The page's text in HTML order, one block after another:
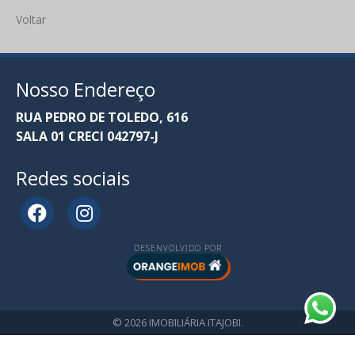
Voltar
Nosso Endereço
RUA PEDRO DE TOLEDO, 616
SALA 01 CRECI 042797-J
Redes sociais
DESENVOLVIDO POR
© 2026 IMOBILIÁRIA ITAJOBI.